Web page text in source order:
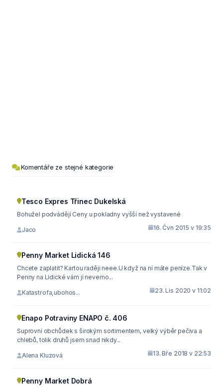
Komentáře ze stejné kategorie
Tesco Expres Třinec Dukelská
Bohužel podvádějí Ceny u pokladny vyšší než vystavené
Jaco 16. Čvn 2015 v 19:35
Penny Market Lidická 146
Chcete zaplatit? Kartou raději neee.U když na ní máte peníze.Tak v
Penny na Lidické vám jí nevemo...
Katastrofa,ubohos... 23. Lis 2020 v 11:02
Enapo Potraviny ENAPO č. 406
Suprovní obchůdek s širokým sortimentem, velký výběr pečiva a
chlebů, tolik druhů jsem snad nikdy...
Alena Kluzová 13. Bře 2018 v 22:53
Penny Market Dobrá